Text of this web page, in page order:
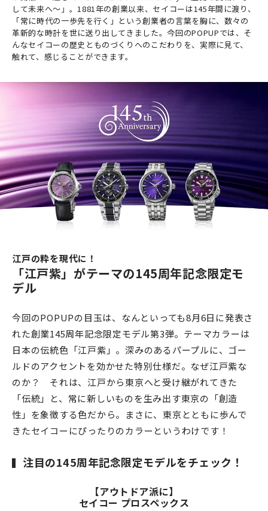
して未来へ～」。1881年の創業以来、セイコーは145年間に渡り、
「常に時代の一歩先を行く」という創業者の言葉を胸に、数々の
革新的な時計を世に送り出してきました。今回のPOPUPでは、そ
んなセイコーの歴史とものづくりへのこだわりを、実際に見て、
触れて、感じることができます。
江戸の粋を現代に！
「江戸紫」がテーマの145周年記念限定モ
デル
今回のPOPUPの目玉は、なんといっても8月6日に発表さ
れた創業145周年記念限定モデル第3弾。テーマカラーは
日本の伝統色「江戸紫」。深みのあるパープルに、ゴー
ルドのアクセントを効かせた特別仕様だ。なぜ江戸紫な
のか？ それは、江戸から東京へと受け継がれてきた
「伝統」と、常に新しいものを生み出す東京の「創造
性」を象徴する色だから。まさに、東京とともに歩んで
きたセイコーにぴったりのカラーというわけです！
注目の145周年記念限定モデルをチェック！
【アウトドア派に】
セイコー プロスペックス